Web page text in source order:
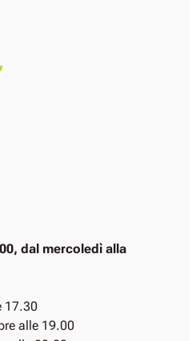
dal mercoledì alla
17.30
alle 19.00